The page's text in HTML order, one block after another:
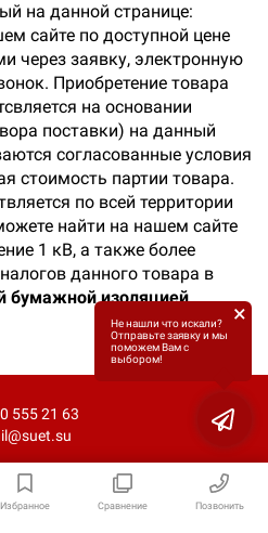
Избранное Сравнение Позвонить
на данной странице:
сайте по доступной цене
через заявку, электронную
Приобретение товара
на основании
поставки) на данный
согласованные условия
стоимость партии товара.
по всей территории
найти на нашем сайте
1 кВ, а также более
данного товара в
бумажной изоляцией.
555 21 63
Не нашли что искали?
Отправьте заявку и мы
поможем Вам с
выбором!
×